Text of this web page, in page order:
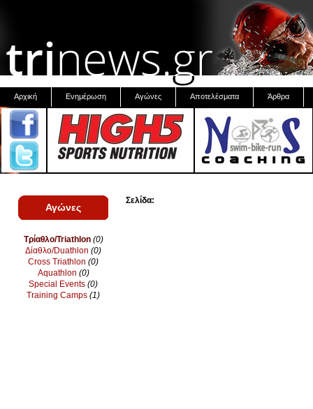
Αρχική Ενημέρωση Αγώνες Αποτελέσματα Άρθρα
Αγώνες
Τρίαθλο/Triathlon (0)
Δίαθλο/Duathlon (0)
Cross Triathlon (0)
Aquathlon (0)
Special Events (0)
Training Camps (1)
Σελίδα: